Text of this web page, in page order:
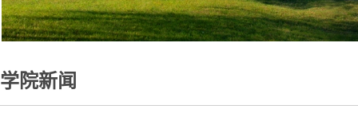
学院新闻